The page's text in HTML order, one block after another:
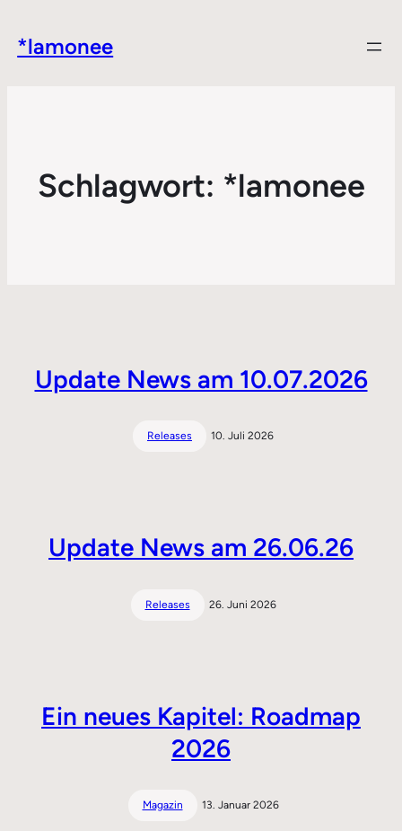
*lamonee
Schlagwort: *lamonee
Update News am 10.07.2026
Releases 10. Juli 2026
Update News am 26.06.26
Releases 26. Juni 2026
Ein neues Kapitel: Roadmap
2026
Magazin 13. Januar 2026